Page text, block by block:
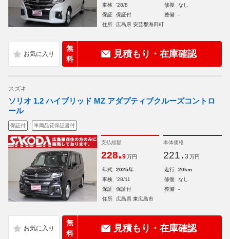
車検
'28/8 修復
なし
保証
保証付 整備
-
住所
広島県 安芸郡海田町
無
料
見積もり・在庫確認
スズキ
ソリオ 1.2 ハイブリッド MZ アダプティブクルーズコントロ
ール
保証付 車両品質保証書付
支払総額
228.9 万円
本体価格
221. 3 万円
年式 2025年 走行
20km
車検
'28/11 修復
なし
保証
保証付 整備
-
住所
広島県 東広島市
無
料
見積もり・在庫確認